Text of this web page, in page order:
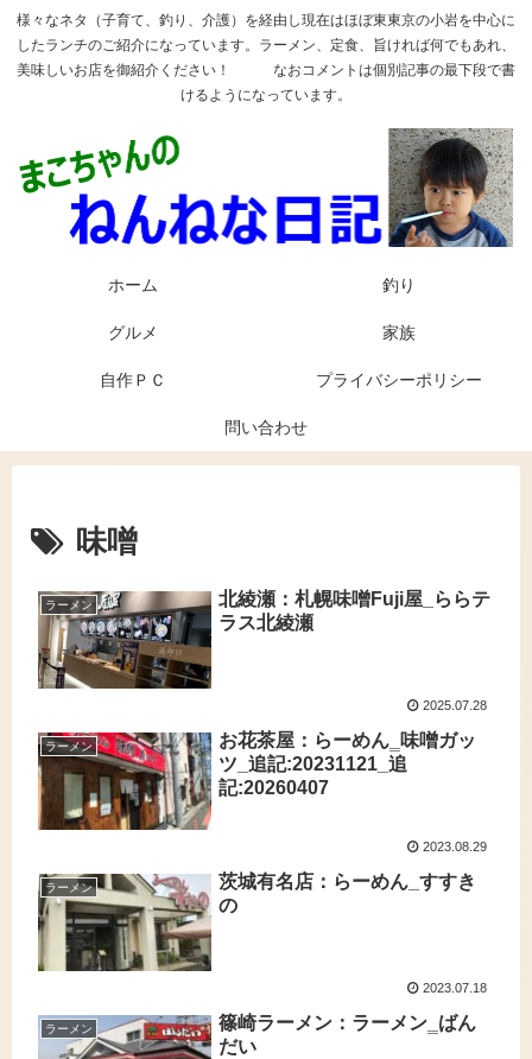
様々なネタ（子育て、釣り、介護）を経由し現在はほぼ東東京の小岩を中心に
したランチのご紹介になっています。ラーメン、定食、旨ければ何でもあれ、
美味しいお店を御紹介ください！ なおコメントは個別記事の最下段で書
けるようになっています。
ホーム 釣り
グルメ 家族
自作ＰＣ プライバシーポリシー
問い合わせ
味噌
ラーメン
北綾瀬：札幌味噌Fuji屋_ららテ
ラス北綾瀬
2025.07.28
ラーメン
お花茶屋：らーめん‗味噌ガッ
ツ_追記:20231121_追
記:20260407
2023.08.29
ラーメン
茨城有名店：らーめん_すすき
の
2023.07.18
ラーメン
篠崎ラーメン：ラーメン‗ばん
だい